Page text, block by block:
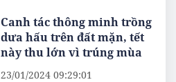
Canh tác thông minh trồng
dưa hấu trên đất mặn, tết
này thu lớn vì trúng mùa
23/01/2024 09:29:01